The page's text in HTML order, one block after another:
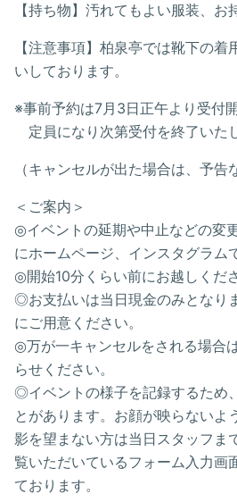
【持ち物】汚れてもよい服装、お
【注意事項】柏泉亭では靴下の
いしております。
※事前予約は7月3日正午より受付
定員になり次第受付を終了いた
（キャンセルが出た場合は、予告
＜ご案内＞
◎イベントの延期や中止などの変
にホームページ、インスタグラム
◎開始10分くらい前にお越しくださ
◎お支払いは当日現金のみとなり
にご用意ください。
◎万が一キャンセルをされる場合
らせください。
◎イベントの様子を記録するため
とがあります。お顔が映らないよ
影を望まない方は当日スタッフま
覧いただいているフォーム入力画
ております。